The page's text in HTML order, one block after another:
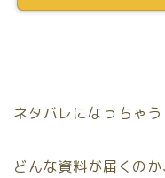
ネタバレになっちゃう
どんな資料が届くの